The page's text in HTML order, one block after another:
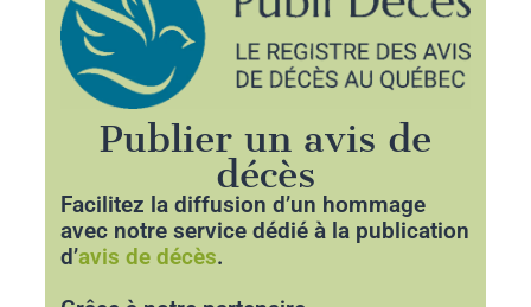
Publier un avis de
décès
Facilitez la diffusion d’un hommage
avec notre service dédié à la publication
d’avis de décès.